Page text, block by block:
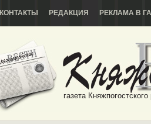
КОНТАКТЫ РЕДАКЦИЯ РЕКЛАМА В
газета